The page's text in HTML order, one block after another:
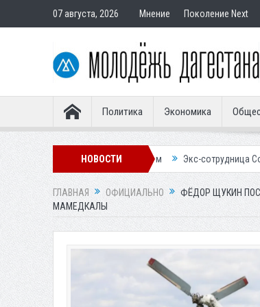
07 августа, 2026 Мнение Поколение Next
Политика Экономика
НОВОСТИ
покупателям Экс-сотрудница Соцфонда получила
ГЛАВНАЯ ОФИЦИАЛЬНО
ФЁДОР ЩУКИН
МАМЕДКАЛЫ